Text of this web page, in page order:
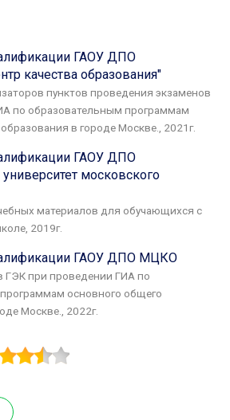
ГАОУ ДПО
качества образования"
пунктов проведения экзаменов
по образовательным программам
в городе Москве., 2021г.
ГАОУ ДПО
московского
материалов для обучающихся с
2019г.
ГАОУ ДПО МЦКО
ГЭК при проведении ГИА по
основного общего
Москве., 2022г.